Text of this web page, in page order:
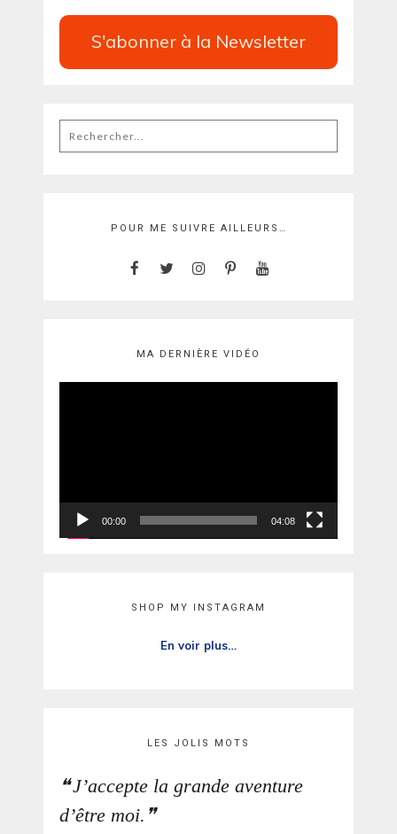
S'abonner à la Newsletter
Rechercher
:
POUR ME SUIVRE AILLEURS…
MA DERNIÈRE VIDÉO
00:00 04:08
SHOP MY INSTAGRAM
En voir plus…
LES JOLIS MOTS
J’accepte la grande aventure
d’être moi.